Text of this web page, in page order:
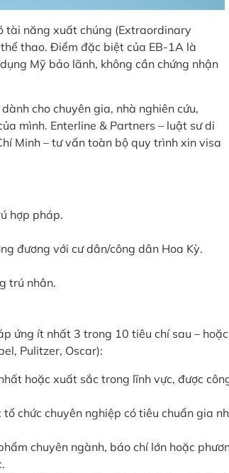
tài năng xuất chúng (Extraordinary
thao. Điểm đặc biệt của EB-1A là
Mỹ bảo lãnh, không cần chứng nhận
cho chuyên gia, nhà nghiên cứu,
mình. Enterline & Partners – luật sư di
Minh – tư vấn toàn bộ quy trình xin visa
hợp pháp.
đương với cư dân/công dân Hoa Kỳ.
trú nhân.
ứng ít nhất 3 trong 10 tiêu chí sau –
Pulitzer, Oscar):
hoặc xuất sắc trong lĩnh vực, được
chức chuyên nghiệp có tiêu chuẩn gia
chuyên ngành, báo chí lớn hoặc